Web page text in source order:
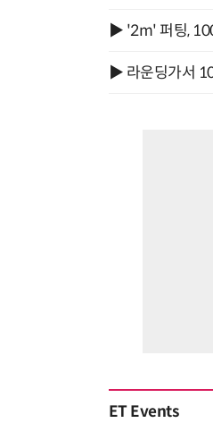
▶ '2m' 퍼팅,
▶ 라운딩가서
ET Events